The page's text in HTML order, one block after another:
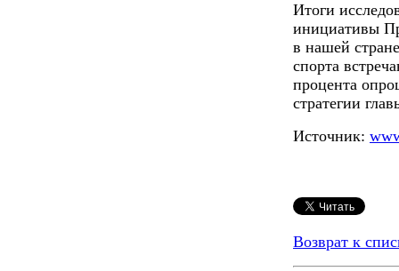
Итоги
инициативы
в нашей
спорта
процента
стратегии
Источник:
Возврат к